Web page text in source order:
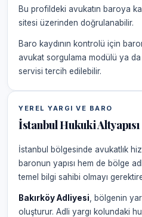
Bu profildeki avukatın baroya
sitesi üzerinden doğrulanabilir.
Baro kaydının kontrolü için
avukat sorgulama modülü ya
servisi tercih edilebilir.
YEREL YARGI VE BARO
İstanbul Hukuki Altyapısı
İstanbul bölgesinde avukatlık
baronun yapısı hem de bölge
temel bilgi sahibi olmayı
Bakırköy Adliyesi , bölgenin
oluşturur. Adli yargı kolundaki